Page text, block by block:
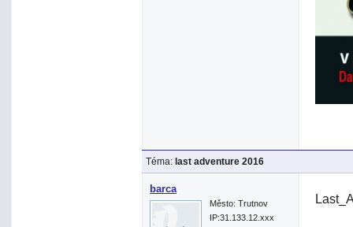
Téma: last adventure 2016
barca
Město: Trutnov
IP:31.133.12.xxx